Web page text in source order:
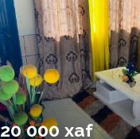
20 000 xaf